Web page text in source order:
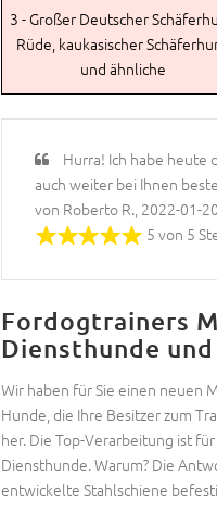
3 - Großer Deutscher
Rüde, kaukasischer
und ähnliche
Hurra! Ich habe heute
auch weiter bei Ihnen
von Roberto R., 2022-01-
5 von 5
Fordogtrainers
Diensthunde
Wir haben für Sie einen neuen
Hunde, die Ihre Besitzer zum
her. Die Top-Verarbeitung ist
Diensthunde. Warum? Die
entwickelte Stahlschiene